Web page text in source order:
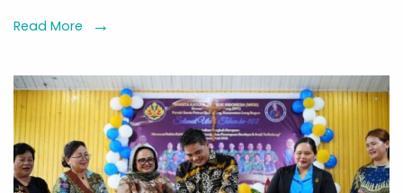
Genjot
PAD
dan
Serapan
Anggaran
Read More